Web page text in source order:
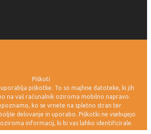
Piškoti
piškotke. To so majhne datoteke, ki jih
na vaš računalnik oziroma mobilno napravo.
ko se vrnete na spletno stran ter
delovanje in uporabo. Piškotki ne vsebujejo
informacij, ki bi vas lahko identificirale.